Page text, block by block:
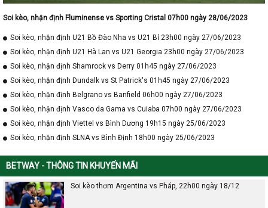
Soi kèo, nhận định Fluminense vs Sporting Cristal 07h00 ngày 28/06/2023
Soi kèo, nhận định U21 Bồ Đào Nha vs U21 Bỉ 23h00 ngày 27/06/2023
Soi kèo, nhận định U21 Hà Lan vs U21 Georgia 23h00 ngày 27/06/2023
Soi kèo, nhận định Shamrock vs Derry 01h45 ngày 27/06/2023
Soi kèo, nhận định Dundalk vs St Patrick's 01h45 ngày 27/06/2023
Soi kèo, nhận định Belgrano vs Banfield 06h00 ngày 27/06/2023
Soi kèo, nhận định Vasco da Gama vs Cuiaba 07h00 ngày 27/06/2023
Soi kèo, nhận định Viettel vs Bình Dương 19h15 ngày 25/06/2023
Soi kèo, nhận định SLNA vs Bình Định 18h00 ngày 25/06/2023
BETWAY - THÔNG TIN KHUYẾN MÃI
Soi kèo thơm Argentina vs Pháp, 22h00 ngày 18/12